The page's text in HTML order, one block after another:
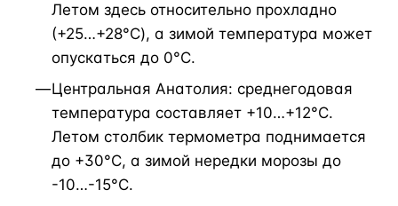
Летом здесь относительно прохладно
(+25…+28°C), а зимой температура может
опускаться до 0°C.
Центральная Анатолия: среднегодовая
температура составляет +10…+12°C.
Летом столбик термометра поднимается
до +30°C, а зимой нередки морозы до
-10…-15°C.